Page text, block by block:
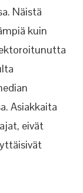
Näistä
kuin
Asiakkaita
eivät